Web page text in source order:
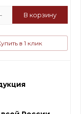
В корзину
в 1 клик